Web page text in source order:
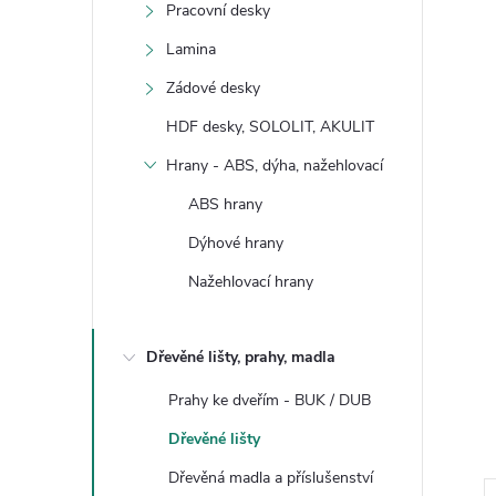
Pracovní desky
Lamina
Zádové desky
HDF desky, SOLOLIT, AKULIT
Hrany - ABS, dýha, nažehlovací
ABS hrany
Dýhové hrany
Nažehlovací hrany
Dřevěné lišty, prahy, madla
Prahy ke dveřím - BUK / DUB
Dřevěné lišty
Dřevěná madla a příslušenství